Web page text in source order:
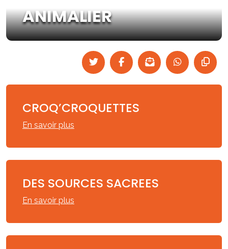
ANIMALIER
CROQ’CROQUETTES
En savoir plus
DES SOURCES SACREES
En savoir plus